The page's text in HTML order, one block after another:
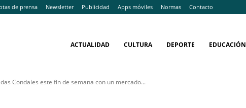
de prensa Newsletter Publicidad Apps móviles Normas Contacto
ACTUALIDAD CULTURA DEPORTE EDUCACIÓN
Condales este fin de semana con un mercado...